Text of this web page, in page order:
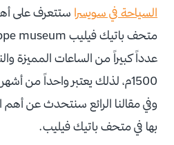
السياحة في سويسرا ستتعرف على
عدداً كبيراً من الساعات المميزة
1500م، لذلك يعتبر واحداً من أشهر معالم
وفي مقالنا الرائع سنتحدث عن أهم
بها في متحف باتيك فيليب.